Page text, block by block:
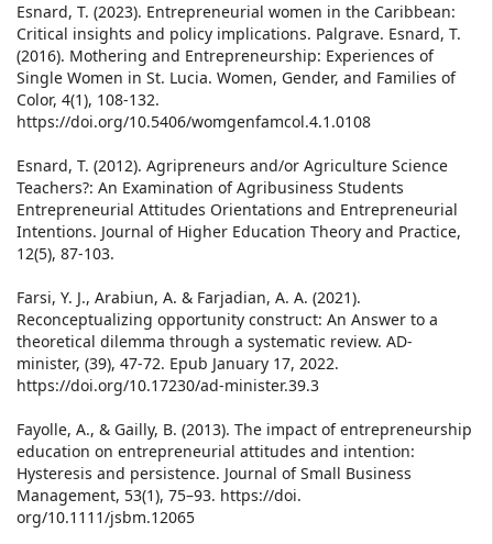
Esnard, T. (2023). Entrepreneurial women in the Caribbean:
Critical insights and policy implications. Palgrave. Esnard, T.
(2016). Mothering and Entrepreneurship: Experiences of
Single Women in St. Lucia. Women, Gender, and Families of
Color, 4(1), 108-132.
https://doi.org/10.5406/womgenfamcol.4.1.0108
Esnard, T. (2012). Agripreneurs and/or Agriculture Science
Teachers?: An Examination of Agribusiness Students
Entrepreneurial Attitudes Orientations and Entrepreneurial
Intentions. Journal of Higher Education Theory and Practice,
12(5), 87-103.
Farsi, Y. J., Arabiun, A. & Farjadian, A. A. (2021).
Reconceptualizing opportunity construct: An Answer to a
theoretical dilemma through a systematic review. AD-
minister, (39), 47-72. Epub January 17, 2022.
https://doi.org/10.17230/ad-minister.39.3
Fayolle, A., & Gailly, B. (2013). The impact of entrepreneurship
education on entrepreneurial attitudes and intention:
Hysteresis and persistence. Journal of Small Business
Management, 53(1), 75–93. https://doi.
org/10.1111/jsbm.12065